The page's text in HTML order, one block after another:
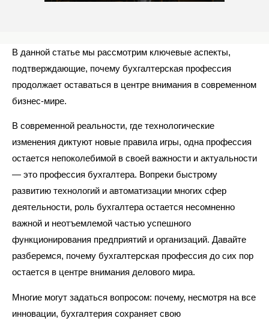
В данной статье мы рассмотрим ключевые аспекты,
подтверждающие, почему бухгалтерская профессия
продолжает оставаться в центре внимания в современном
бизнес-мире.
В современной реальности, где технологические
изменения диктуют новые правила игры, одна профессия
остается непоколебимой в своей важности и актуальности
— это профессия бухгалтера. Вопреки быстрому
развитию технологий и автоматизации многих сфер
деятельности, роль бухгалтера остается несомненно
важной и неотъемлемой частью успешного
функционирования предприятий и организаций. Давайте
разберемся, почему бухгалтерская профессия до сих пор
остается в центре внимания делового мира.
Многие могут задаться вопросом: почему, несмотря на все
инновации, бухгалтерия сохраняет свою